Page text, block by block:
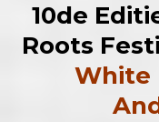
10de
Roots
White